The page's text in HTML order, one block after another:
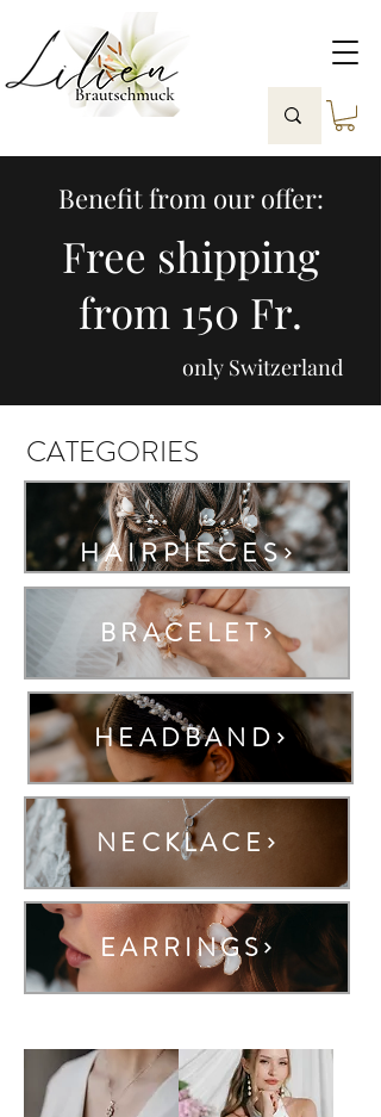
Benefit from our offer:
Free shipping
from 150 Fr.
only Switzerland
CATEGORIES
HAIRPIECES
BRACELET
HEADBAND
NECKLACE
EARRINGS